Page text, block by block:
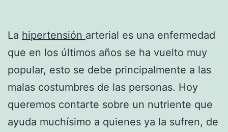
La hipertensión arterial es una enfermedad
que en los últimos años se ha vuelto muy
popular, esto se debe principalmente a las
malas costumbres de las personas. Hoy
queremos contarte sobre un nutriente que
ayuda muchísimo a quienes ya la sufren, de